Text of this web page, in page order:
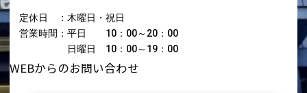
定休日 ：木曜日・祝日
営業時間：平日 10：00～20：00
日曜日 10：00～19：00
WEBからのお問い合わせ